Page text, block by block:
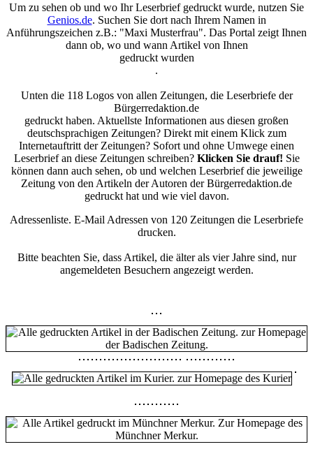
Um zu sehen ob und wo Ihr Leserbrief gedruckt wurde, nutzen Sie
Genios.de. Suchen Sie dort nach Ihrem Namen in
Anführungszeichen z.B.: "Maxi Musterfrau". Das Portal zeigt Ihnen
dann ob, wo und wann Artikel von Ihnen
gedruckt wurden
.
Unten die 118 Logos von allen Zeitungen, die Leserbriefe der
Bürgerredaktion.de
gedruckt haben. Aktuellste Informationen aus diesen großen
deutschsprachigen Zeitungen? Direkt mit einem Klick zum
Internetauftritt der Zeitungen? Sofort und ohne Umwege einen
Leserbrief an diese Zeitungen schreiben? Klicken Sie drauf! Sie
können dann auch sehen, ob und welchen Leserbrief die jeweilige
Zeitung von den Artikeln der Autoren der Bürgerredaktion.de
gedruckt hat und wie viel davon.
Adressenliste. E-Mail Adressen von 120 Zeitungen die Leserbriefe
drucken.
Bitte beachten Sie, dass Artikel, die älter als vier Jahre sind, nur
angemeldeten Besuchern angezeigt werden.